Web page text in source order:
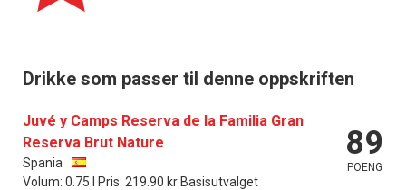
Drikke som passer til denne oppskriften
Juvé y Camps Reserva de la Familia Gran
Reserva Brut Nature
Spania
Volum: 0.75 l Pris: 219.90 kr Basisutvalget
89
POENG